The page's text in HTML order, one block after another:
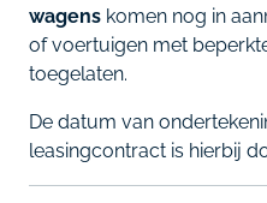
wagens komen nog in
of voertuigen met
toegelaten.
De datum van
leasingcontract is hierbij